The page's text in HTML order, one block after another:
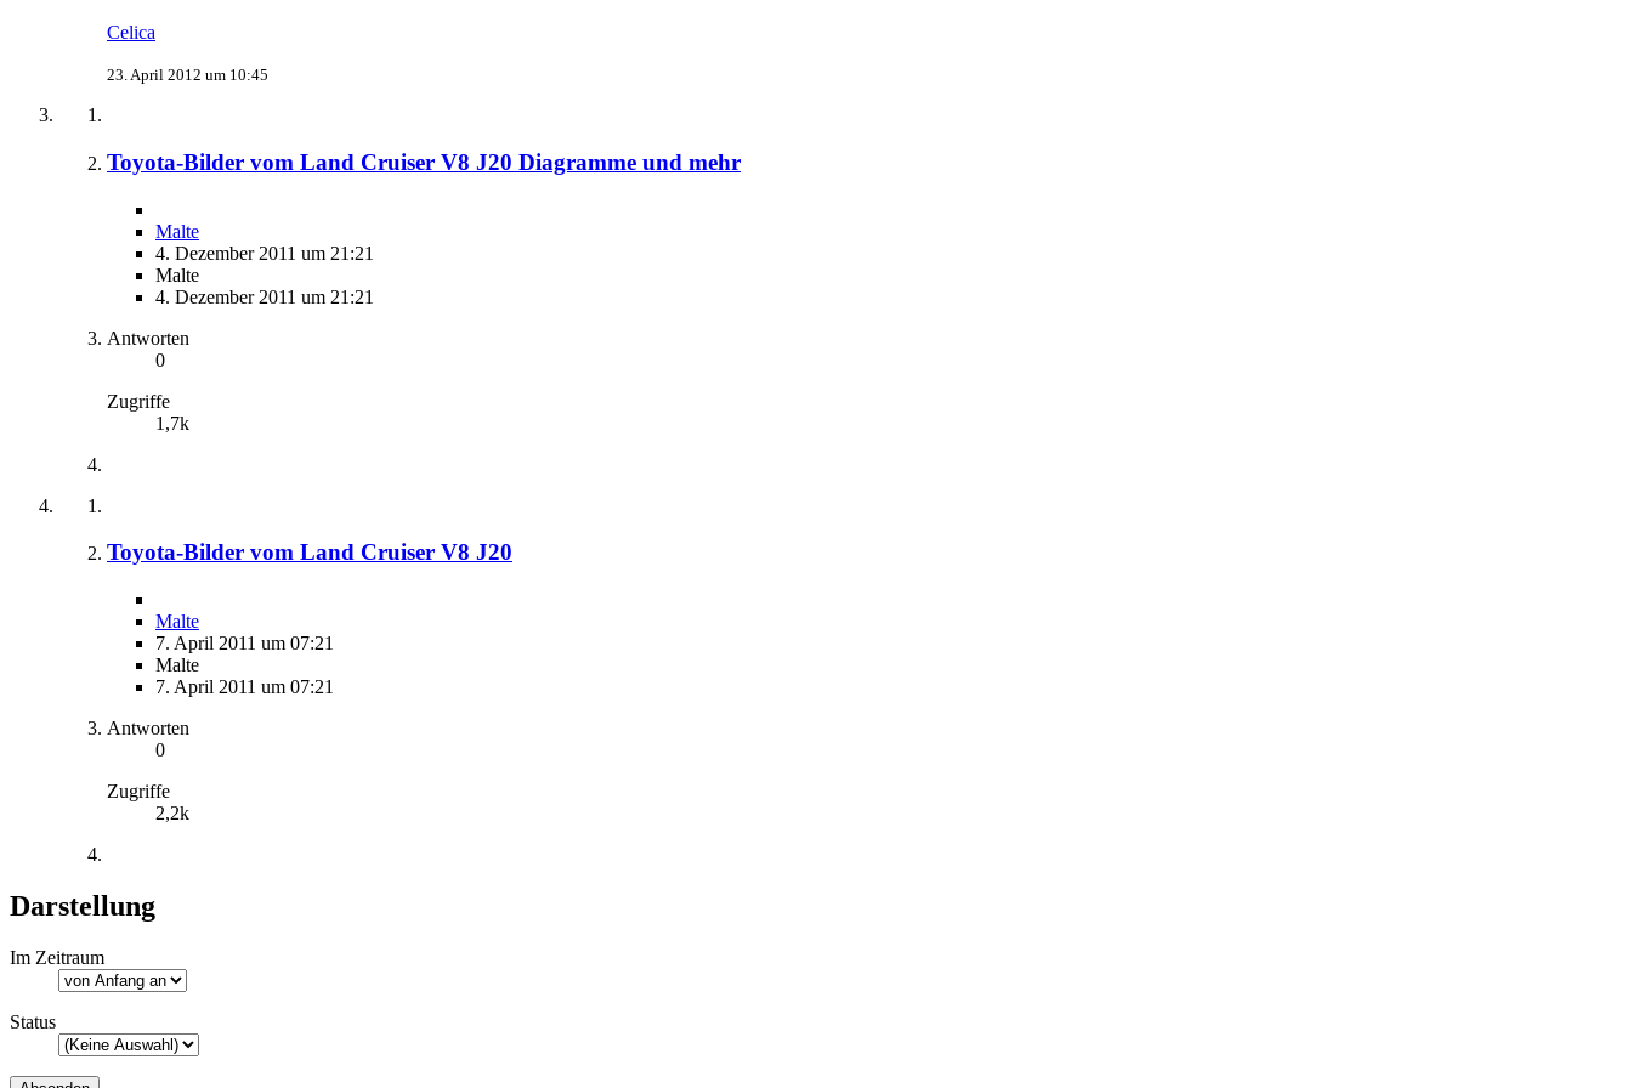
Celica
23. April 2012 um 10:45
Toyota-Bilder vom Land Cruiser V8 J20 Diagramme und mehr
Malte
4. Dezember 2011 um 21:21
Malte
4. Dezember 2011 um 21:21
Antworten
0
Zugriffe
1,7k
Toyota-Bilder vom Land Cruiser V8 J20
Malte
7. April 2011 um 07:21
Malte
7. April 2011 um 07:21
Antworten
0
Zugriffe
2,2k
Darstellung
Im Zeitraum
Status